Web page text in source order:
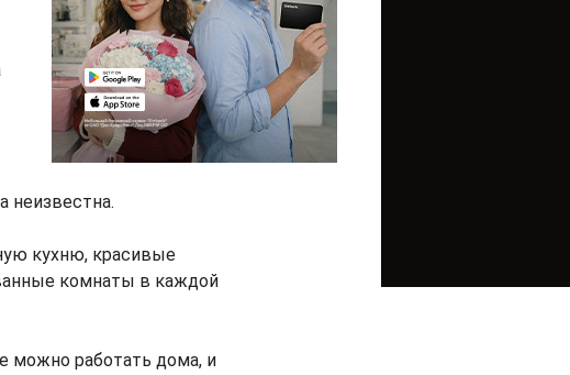
неизвестна.
кухню, красивые
комнаты в каждой
можно работать дома, и